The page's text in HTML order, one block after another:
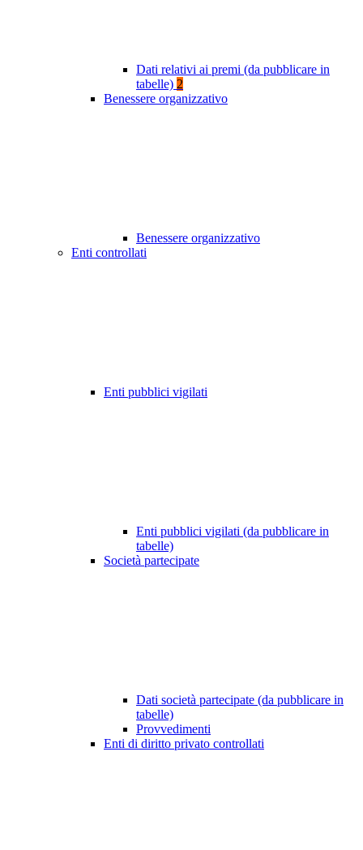
Dati relativi ai premi (da pubblicare in
tabelle) 2
Benessere organizzativo
Benessere organizzativo
Enti controllati
Enti pubblici vigilati
Enti pubblici vigilati (da pubblicare in
tabelle)
Società partecipate
Dati società partecipate (da pubblicare in
tabelle)
Provvedimenti
Enti di diritto privato controllati